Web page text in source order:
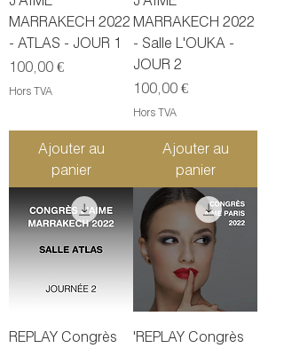
MARRAKECH 2022
- ATLAS - JOUR 1
Prix
100,00 €
Hors TVA
Ajouter au
panier
MARRAKECH 2022
- Salle L'OUKA -
JOUR 2
Prix
100,00 €
Hors TVA
Ajouter au
panier
REPLAY Congrès
'REPLAY Congrès